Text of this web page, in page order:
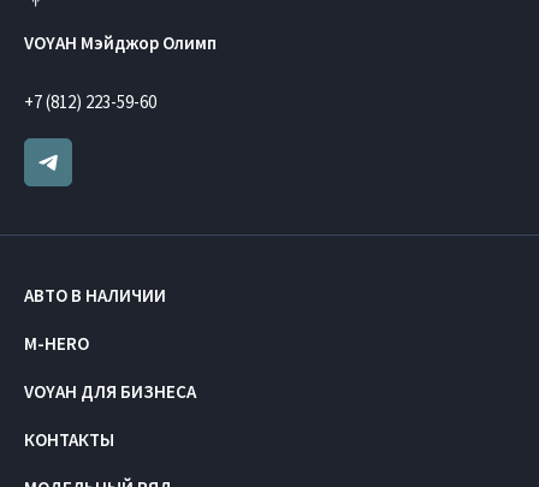
VOYAH Мэйджор Олимп
+7 (812) 223-59-60
АВТО В НАЛИЧИИ
M-HERO
VOYAH ДЛЯ БИЗНЕСА
КОНТАКТЫ